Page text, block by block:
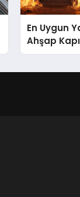
En Uygun
Ahşap